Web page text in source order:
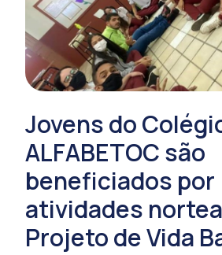
Jovens do
ALFABETOC são
beneficiados por
atividades
Projeto de Vida